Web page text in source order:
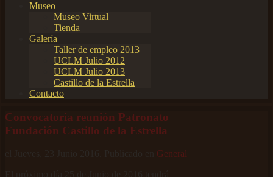
Museo
Museo Virtual
Tienda
Galería
Taller de empleo 2013
UCLM Julio 2012
UCLM Julio 2013
Castillo de la Estrella
Contacto
Convocatoria reunión Patronato
Fundación Castillo de la Estrella
General